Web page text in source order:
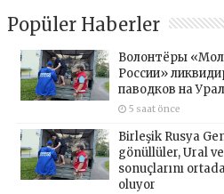
Popüler Haberler
Волонтёры
России»
паводков на
5 saat önce
Birleşik Rusya
gönüllüler, Ural
sonuçlarını
oluyor